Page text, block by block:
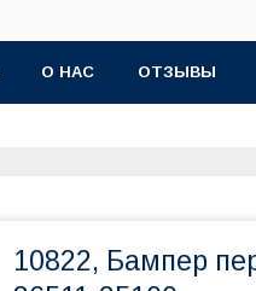
О НАС ОТЗЫВЫ
10822, Бампер